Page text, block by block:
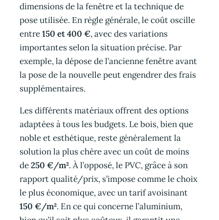
dimensions de la fenêtre et la technique de
pose utilisée. En règle générale, le coût oscille
entre150 et 400 €, avec des variations
importantes selon la situation précise. Par
exemple, la dépose de l’ancienne fenêtre avant
la pose de la nouvelle peut engendrer des frais
supplémentaires.
Les différents matériaux offrent des options
adaptées à tous les budgets. Le bois, bien que
noble et esthétique, reste généralement la
solution la plus chère avec un coût de moins
de250 €/m². À l’opposé, le PVC, grâce à son
rapport qualité/prix, s’impose comme le choix
le plus économique, avec un tarif avoisinant
150 €/m². En ce qui concerne l’aluminium,